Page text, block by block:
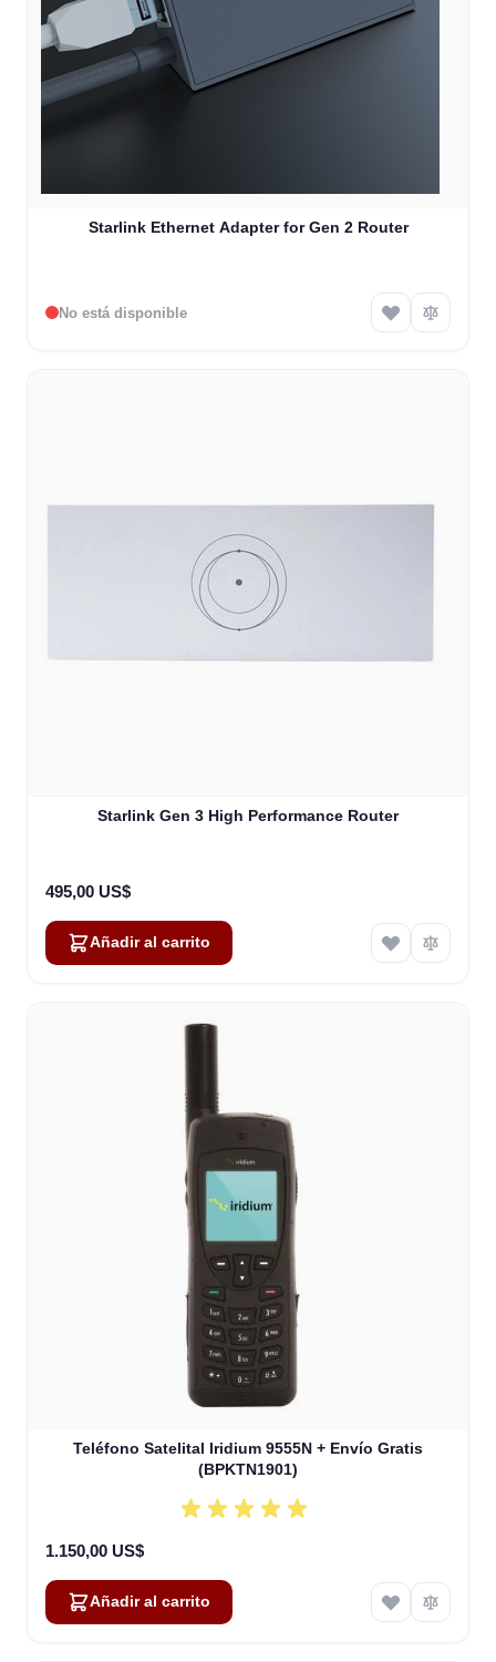
Starlink Ethernet Adapter for Gen 2 Router
No está disponible
Starlink Gen 3 High Performance Router
495,00 US$
Añadir al carrito
Teléfono Satelital Iridium 9555N + Envío Gratis
(BPKTN1901)
1.150,00 US$
Añadir al carrito